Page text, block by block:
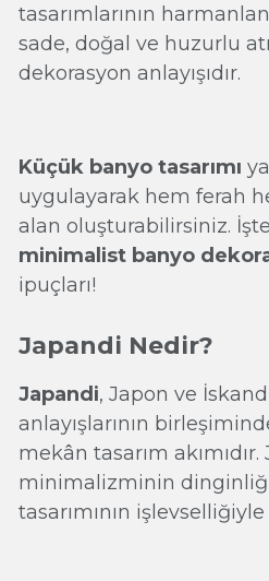
tasarımlarının
sade, doğal ve huzurlu
dekorasyon anlayışıdır.
Küçük banyo tasarımı
uygulayarak hem ferah
alan oluşturabilirsiniz.
minimalist banyo
ipuçları!
Japandi Nedir?
Japandi, Japon ve
anlayışlarının
mekân tasarım akımıdır.
minimalizminin
tasarımının